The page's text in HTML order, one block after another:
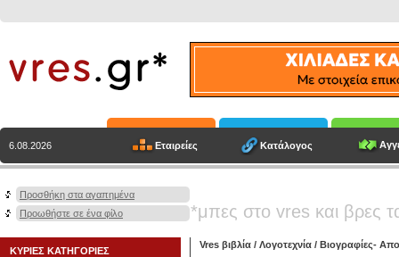
6.08.2026 Εταιρείες Κατάλογος
Προσθήκη στα αγαπημένα
Προωθήστε σε ένα φίλο
*μπες στο vres και βρες
ΚΥΡΙΕΣ ΚΑΤΗΓΟΡΙΕΣ
Vres βιβλία / Λογοτεχνία / Βιογραφίες-